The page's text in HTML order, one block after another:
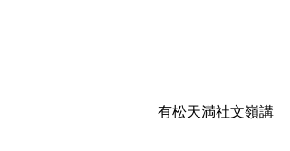
有松天満社文嶺講